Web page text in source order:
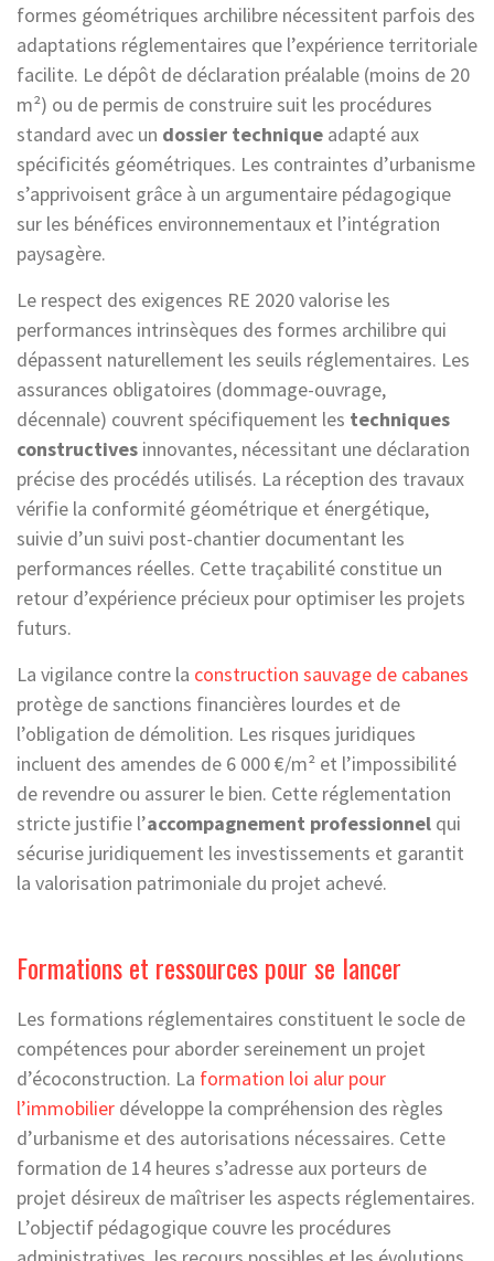
formes géométriques archilibre nécessitent parfois des
adaptations réglementaires que l’expérience territoriale
facilite. Le dépôt de déclaration préalable (moins de 20
m²) ou de permis de construire suit les procédures
standard avec un dossier technique adapté aux
spécificités géométriques. Les contraintes d’urbanisme
s’apprivoisent grâce à un argumentaire pédagogique
sur les bénéfices environnementaux et l’intégration
paysagère.
Le respect des exigences RE 2020 valorise les
performances intrinsèques des formes archilibre qui
dépassent naturellement les seuils réglementaires. Les
assurances obligatoires (dommage-ouvrage,
décennale) couvrent spécifiquement les techniques
constructives innovantes, nécessitant une déclaration
précise des procédés utilisés. La réception des travaux
vérifie la conformité géométrique et énergétique,
suivie d’un suivi post-chantier documentant les
performances réelles. Cette traçabilité constitue un
retour d’expérience précieux pour optimiser les projets
futurs.
La vigilance contre la construction sauvage de cabanes
protège de sanctions financières lourdes et de
l’obligation de démolition. Les risques juridiques
incluent des amendes de 6 000 €/m² et l’impossibilité
de revendre ou assurer le bien. Cette réglementation
stricte justifie l’accompagnement professionnel qui
sécurise juridiquement les investissements et garantit
la valorisation patrimoniale du projet achevé.
Formations et ressources pour se lancer
Les formations réglementaires constituent le socle de
compétences pour aborder sereinement un projet
d’écoconstruction. La formation loi alur pour
l’immobilier développe la compréhension des règles
d’urbanisme et des autorisations nécessaires. Cette
formation de 14 heures s’adresse aux porteurs de
projet désireux de maîtriser les aspects réglementaires.
L’objectif pédagogique couvre les procédures